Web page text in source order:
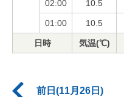
02:00 10.5
01:00 10.5
日時 気温(℃)
前日(11月26日)